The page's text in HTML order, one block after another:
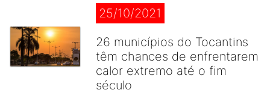
25/10/2021
26 municípios do Tocantins
têm chances de enfrentarem
calor extremo até o fim
século